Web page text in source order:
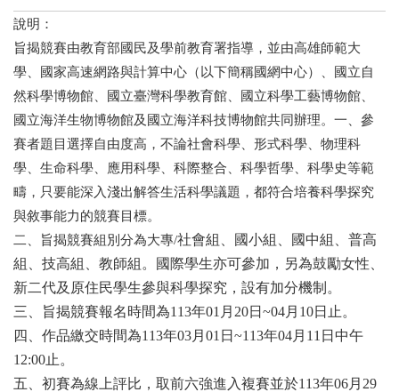
說明：
旨揭競賽由教育部國民及學前教育署指導，並由高雄師範大
學、國家高速網路與計算中心（以下簡稱國網中心）、國立自
然科學博物館、國立臺灣科學教育館、國立科學工藝博物館、
國立海洋生物博物館及國立海洋科技博物館共同辦理。一、參
賽者題目選擇自由度高，不論社會科學、形式科學、物理科
學、生命科學、應用科學、科際整合、科學哲學、科學史等範
疇，只要能深入淺出解答生活科學議題，都符合培養科學探究
與敘事能力的競賽目標。
二、旨揭競賽組別分為大專/社會組、國小組、國中組、普高
組、技高組、教師組。國際學生亦可參加，另為鼓勵女性、
新二代及原住民學生參與科學探究，設有加分機制。
三、旨揭競賽報名時間為113年01月20日~04月10日止。
四、作品繳交時間為113年03月01日~113年04月11日中午
12:00止。
五、初賽為線上評比，取前六強進入複賽並於113年06月29